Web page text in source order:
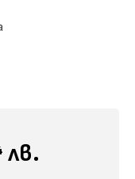
Е
, които предлагаме
лв.